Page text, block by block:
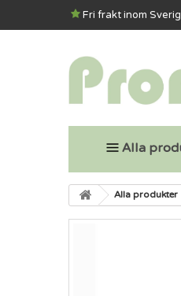
Fri frakt inom
Alla
Alla produkter